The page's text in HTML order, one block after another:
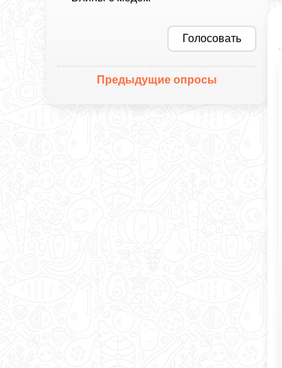
Голосовать
Предыдущие опросы